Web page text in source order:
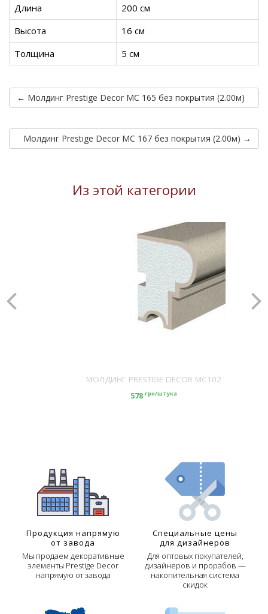
Длина
200 см
Высота
16 см
Толщина
5 см
← Молдинг Prestige Decor MC 165 без покрытия (2.00м)
Молдинг Prestige Decor MC 167 без покрытия (2.00м) →
Из этой категории
МОЛДИНГ PRESTIGE DECOR MC102
578 грн/штука
Продукция напрямую
от завода
Мы продаем декоративные
элементы Prestige Decor
напрямую от завода
Специальные цены
для дизайнеров
Для оптовых покупателей,
дизайнеров и прорабов —
накопительная система
скидок